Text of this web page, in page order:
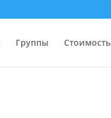
Группы Стоимость